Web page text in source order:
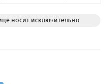
носит исключительно